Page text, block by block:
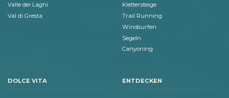
Valle dei Laghi
Val di Gresta
Klettersteige
Trail Running
Windsurfen
Segeln
Canyoning
DOLCE VITA ENTDECKEN